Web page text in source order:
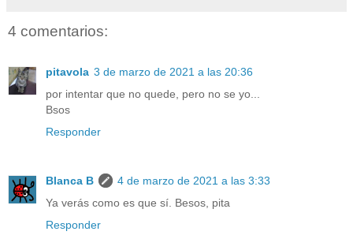
4 comentarios:
pitavola 3 de marzo de 2021 a las 20:36
por intentar que no quede, pero no se yo...
Bsos
Responder
Blanca B
4 de marzo de 2021 a las 3:33
Ya verás como es que sí. Besos, pita
Responder